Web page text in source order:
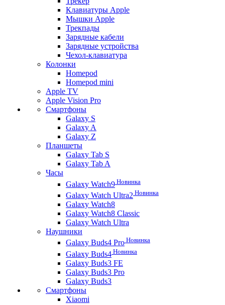
Клавиатуры Apple
Мышки Apple
Трекпады
Зарядные кабели
Зарядные устройства
Чехол-клавиатура
Колонки
Homepod
Homepod mini
Apple TV
Apple Vision Pro
Смартфоны
Galaxy S
Galaxy A
Galaxy Z
Планшеты
Galaxy Tab S
Galaxy Tab A
Часы
Galaxy Watch9 Новинка
Galaxy Watch Ultra2 Новинка
Galaxy Watch8
Galaxy Watch8 Classic
Galaxy Watch Ultra
Наушники
Galaxy Buds4 Pro Новинка
Galaxy Buds4 Новинка
Galaxy Buds3 FE
Galaxy Buds3 Pro
Galaxy Buds3
Смартфоны
Xiaomi